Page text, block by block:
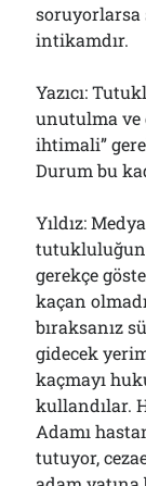
soruyorlarsa
intikamdır.
Yazıcı:
unutulma ve
ihtimali”
Durum bu
Yıldız:
gerekçe
kaçan
bıraksanız
gidecek
kaçmayı
kullandılar.
Adamı
tutuyor,